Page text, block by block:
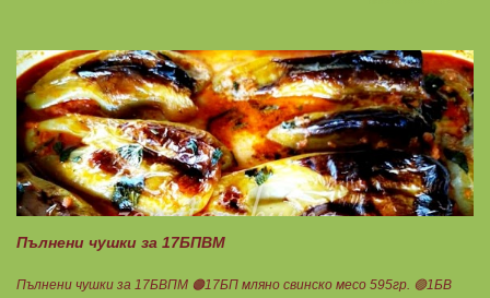
Пълнени чушки за 17БПВМ
Пълнени чушки за 17БВПМ 🟠17БП мляно свинско месо 595гр. 🟢1БВ